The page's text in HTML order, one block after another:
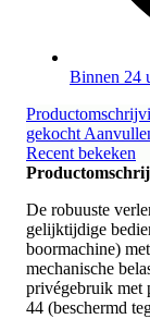
Binnen 24
gekocht
Recent bekeken
De robuuste
gelijktijdige
boormachine)
mechanische
privégebruik met
44 (beschermd